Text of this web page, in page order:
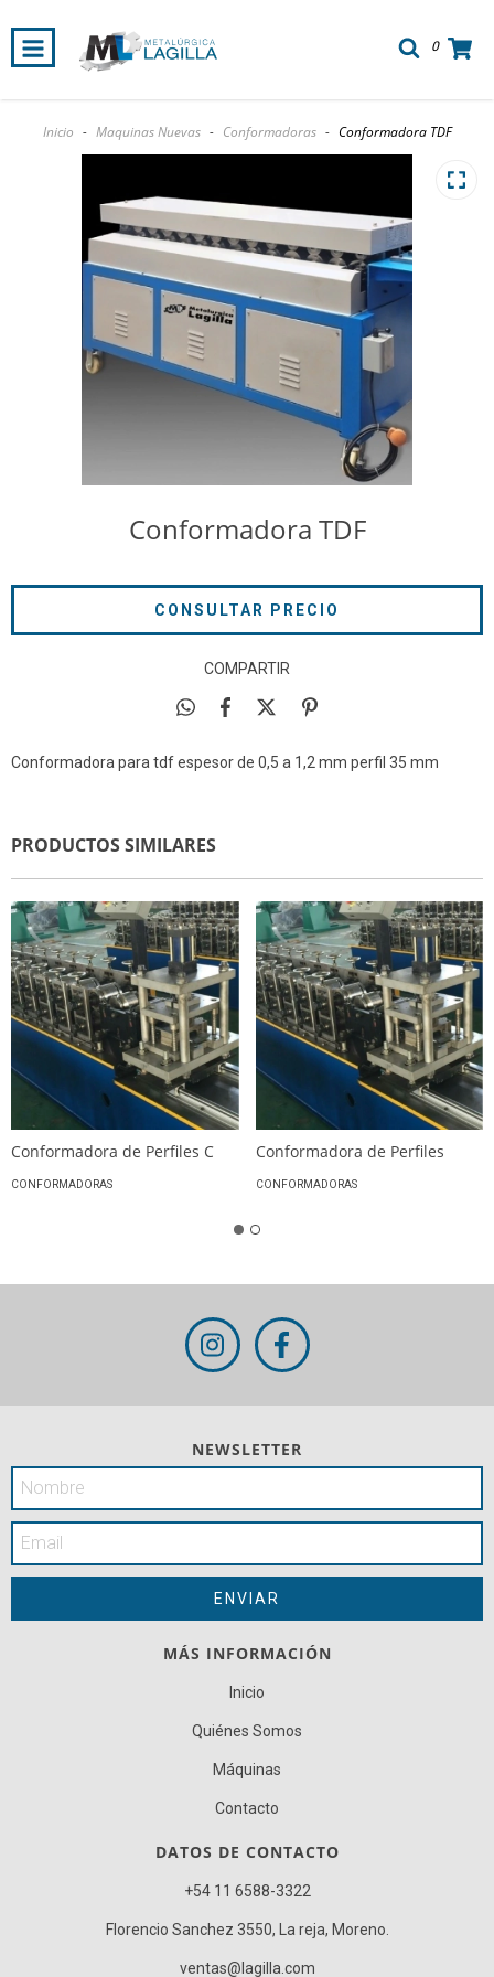
0
Inicio - Maquinas Nuevas - Conformadoras - Conformadora TDF
Conformadora TDF
COMPARTIR
Conformadora para tdf espesor de 0,5 a 1,2 mm perfil 35 mm
PRODUCTOS SIMILARES
Conformadora de Perfiles C
CONFORMADORAS
Conformadora de Perfiles
CONFORMADORAS
NEWSLETTER
MÁS INFORMACIÓN
Inicio
Quiénes Somos
Máquinas
Contacto
DATOS DE CONTACTO
+54 11 6588-3322
Florencio Sanchez 3550, La reja, Moreno.
ventas@lagilla.com